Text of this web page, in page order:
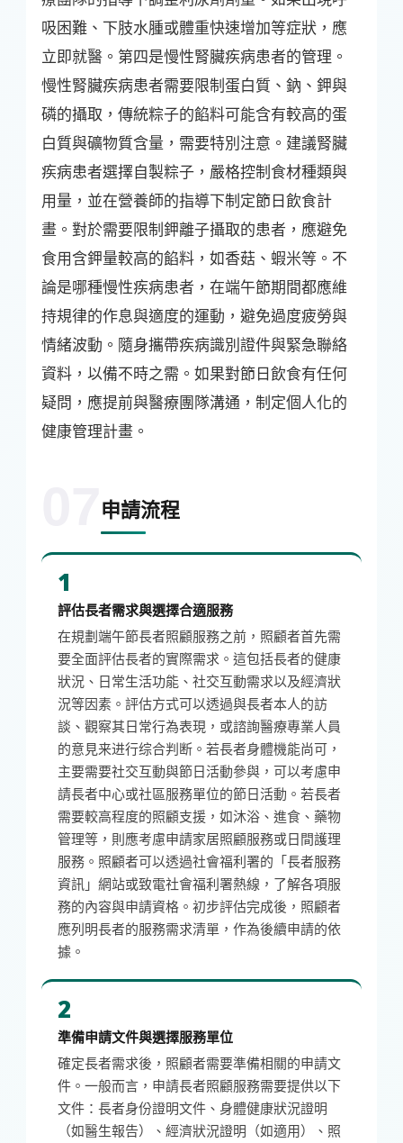
吸困難、下肢水腫或體重快速增加等症狀，應
立即就醫。第四是慢性腎臟疾病患者的管理。
慢性腎臟疾病患者需要限制蛋白質、鈉、鉀與
磷的攝取，傳統粽子的餡料可能含有較高的蛋
白質與礦物質含量，需要特別注意。建議腎臟
疾病患者選擇自製粽子，嚴格控制食材種類與
用量，並在營養師的指導下制定節日飲食計
畫。對於需要限制鉀離子攝取的患者，應避免
食用含鉀量較高的餡料，如香菇、蝦米等。不
論是哪種慢性疾病患者，在端午節期間都應維
持規律的作息與適度的運動，避免過度疲勞與
情緒波動。隨身攜帶疾病識別證件與緊急聯絡
資料，以備不時之需。如果對節日飲食有任何
疑問，應提前與醫療團隊溝通，制定個人化的
健康管理計畫。
申請流程
1
評估長者需求與選擇合適服務
在規劃端午節長者照顧服務之前，照顧者首先需
要全面評估長者的實際需求。這包括長者的健康
狀況、日常生活功能、社交互動需求以及經濟狀
況等因素。評估方式可以透過與長者本人的訪
談、觀察其日常行為表現，或諮詢醫療專業人員
的意見来进行综合判断。若長者身體機能尚可，
主要需要社交互動與節日活動參與，可以考慮申
請長者中心或社區服務單位的節日活動。若長者
需要較高程度的照顧支援，如沐浴、進食、藥物
管理等，則應考慮申請家居照顧服務或日間護理
服務。照顧者可以透過社會福利署的「長者服務
資訊」網站或致電社會福利署熱線，了解各項服
務的內容與申請資格。初步評估完成後，照顧者
應列明長者的服務需求清單，作為後續申請的依
據。
2
準備申請文件與選擇服務單位
確定長者需求後，照顧者需要準備相關的申請文
件。一般而言，申請長者照顧服務需要提供以下
文件：長者身份證明文件、身體健康狀況證明
（如醫生報告）、經濟狀況證明（如適用）、照